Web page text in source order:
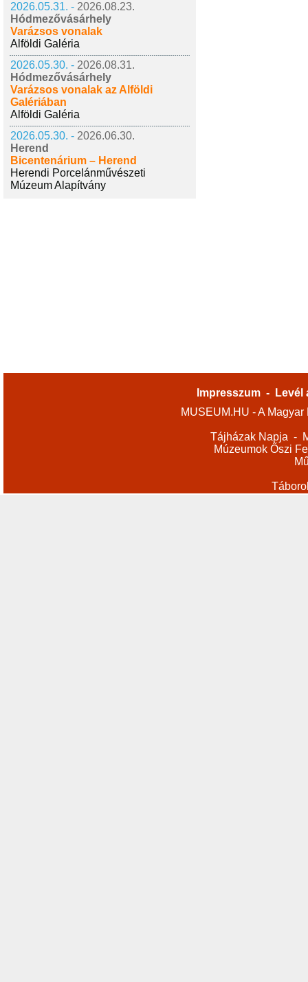
2026.05.31. - 2026.08.23.
Hódmezővásárhely
Varázsos vonalak
Alföldi Galéria
2026.05.30. - 2026.08.31.
Hódmezővásárhely
Varázsos vonalak az Alföldi
Galériában
Alföldi Galéria
2026.05.30. - 2026.06.30.
Herend
Bicentenárium – Herend
Herendi Porcelánművészeti
Múzeum Alapítvány
Impresszum -
Levél
MUSEUM.HU - A
Tájházak Napja -
Múzeumok Őszi